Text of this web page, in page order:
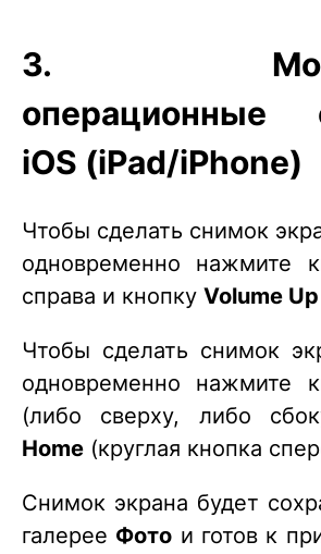
3.
операционные
iOS (iPad/iPhone)
Чтобы сделать снимок
одновременно нажмите
справа и кнопку Volume Up
Чтобы сделать снимок
одновременно нажмите
(либо сверху, либо
Home (круглая кнопка
Снимок экрана будет
галерее Фото и готов к